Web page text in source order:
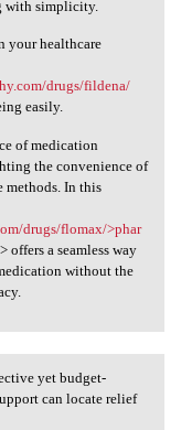
with simplicity.
your healthcare
drugs/fildena/
easily.
of medication
the convenience of
methods. In this
drugs/flomax/>phar
a seamless way
without the
yet budget-
can locate relief